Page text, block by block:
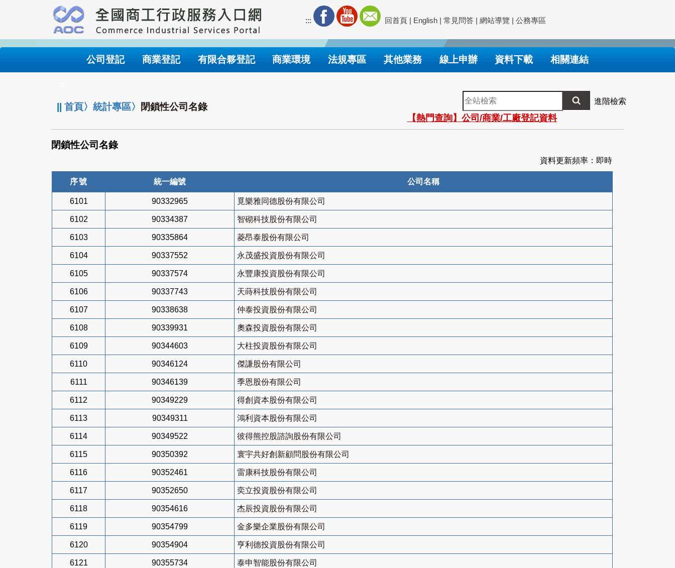
要
內
::: 回首頁 | English | 常見問答 | 網站導覽 | 公務專區
公司登記 商業登記 有限合夥登記 商業環境 法規專區 其他業務 線上申辦 資料下載 相關連結
||首頁〉統計專區〉 閉鎖性公司名錄
全
站
檢
索
進階檢索
【熱門查詢】公司/商業/工廠登記資料
閉鎖性公司名錄
資料更新頻率：即時
序號 統一編號 公司名稱
6101 90332965 覓樂雅同德股份有限公司
6102 90334387 智砌科技股份有限公司
6103 90335864 菱昂泰股份有限公司
6104 90337552 永茂盛投資股份有限公司
6105 90337574 永豐康投資股份有限公司
6106 90337743 天蒔科技股份有限公司
6107 90338638 仲泰投資股份有限公司
6108 90339931 奧森投資股份有限公司
6109 90344603 大柱投資股份有限公司
6110 90346124 傑謙股份有限公司
6111 90346139 季恩股份有限公司
6112 90349229 得創資本股份有限公司
6113 90349311 鴻利資本股份有限公司
6114 90349522 彼得熊控股諮詢股份有限公司
6115 90350392 寰宇共好創新顧問股份有限公司
6116 90352461 雷康科技股份有限公司
6117 90352650 奕立投資股份有限公司
6118 90354616 杰辰投資股份有限公司
6119 90354799 金多樂企業股份有限公司
6120 90354904 亨利德投資股份有限公司
6121 90355734 泰申智能股份有限公司